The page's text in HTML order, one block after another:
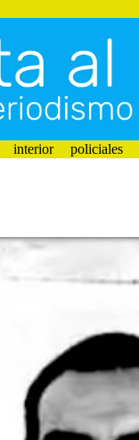
interior policiales